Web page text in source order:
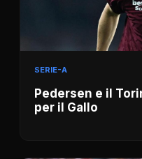
SERIE-A
Pedersen e il
per il Gallo